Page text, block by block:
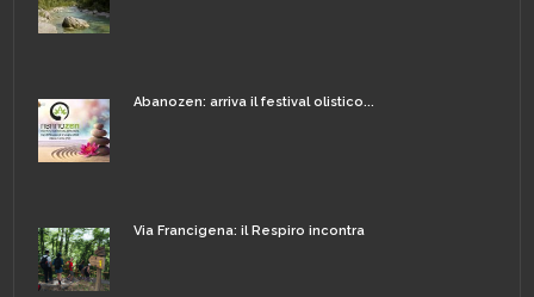
Abanozen: arriva il festival olistico...
Via Francigena: il Respiro incontra